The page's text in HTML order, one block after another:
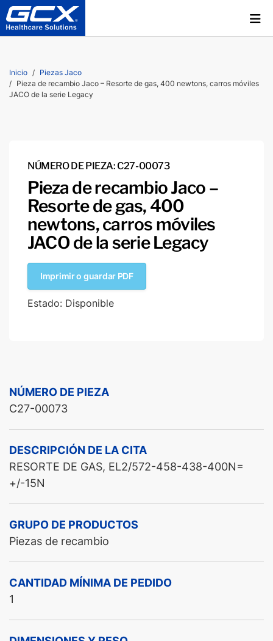
Inicio
Piezas Jaco
Pieza de recambio Jaco – Resorte de gas, 400 newtons, carros móviles
JACO de la serie Legacy
NÚMERO DE PIEZA: C27-00073
Pieza de recambio Jaco –
Resorte de gas, 400
newtons, carros móviles
JACO de la serie Legacy
Imprimir o guardar PDF
Estado: Disponible
NÚMERO DE PIEZA
C27-00073
DESCRIPCIÓN DE LA CITA
RESORTE DE GAS, EL2/572-458-438-400N=
+/-15N
GRUPO DE PRODUCTOS
Piezas de recambio
CANTIDAD MÍNIMA DE PEDIDO
1